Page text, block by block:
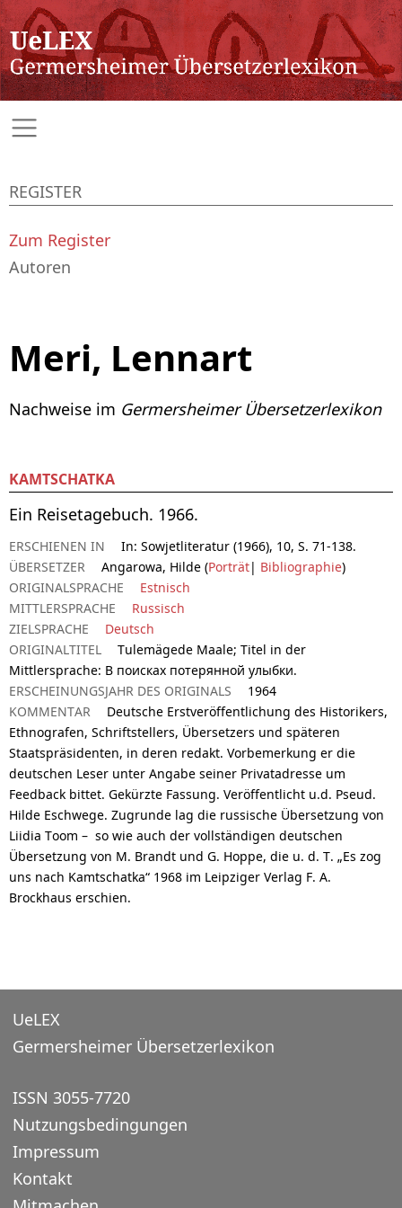
Meri, Lennart
Nachweise im Germersheimer Übersetzerlexikon
KAMTSCHATKA
Ein Reisetagebuch. 1966.
ERSCHIENEN IN
In: Sowjetliteratur (1966), 10, S. 71-138.
ÜBERSETZER
Angarowa, Hilde (Porträt| Bibliographie)
ORIGINALSPRACHE
Estnisch
MITTLERSPRACHE
Russisch
ZIELSPRACHE
Deutsch
ORIGINALTITEL
Tulemägede Maale; Titel in der
Mittlersprache: В поисках потерянной улыбки.
ERSCHEINUNGSJAHR DES ORIGINALS
1964
KOMMENTAR
Deutsche Erstveröffentlichung des Historikers,
Ethnografen, Schriftstellers, Übersetzers und späteren
Staatspräsidenten, in deren redakt. Vorbemerkung er die
deutschen Leser unter Angabe seiner Privatadresse um
Feedback bittet. Gekürzte Fassung. Veröffentlicht u.d. Pseud.
Hilde Eschwege. Zugrunde lag die russische Übersetzung von
Liidia Toom – so wie auch der vollständigen deutschen
Übersetzung von M. Brandt und G. Hoppe, die u. d. T. „Es zog
uns nach Kamtschatka“ 1968 im Leipziger Verlag F. A.
Brockhaus erschien.
REGISTER
Zum Register
Autoren
UeLEX
Germersheimer Übersetzerlexikon
ISSN 3055-7720
Nutzungsbedingungen
Impressum
Kontakt